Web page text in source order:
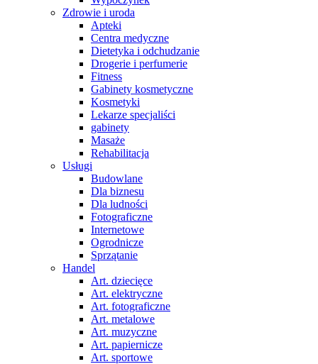
Zdrowie i uroda
Apteki
Centra medyczne
Dietetyka i odchudzanie
Drogerie i perfumerie
Fitness
Gabinety kosmetyczne
Kosmetyki
Lekarze specjaliści
gabinety
Masaże
Rehabilitacja
Usługi
Budowlane
Dla biznesu
Dla ludności
Fotograficzne
Internetowe
Ogrodnicze
Sprzątanie
Handel
Art. dziecięce
Art. elektryczne
Art. fotograficzne
Art. metalowe
Art. muzyczne
Art. papiernicze
Art. sportowe